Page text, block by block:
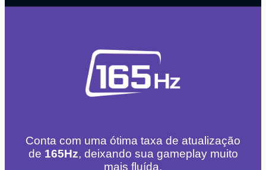
Conta com uma ótima taxa de atualização
de 165Hz, deixando sua gameplay muito
mais fluída.